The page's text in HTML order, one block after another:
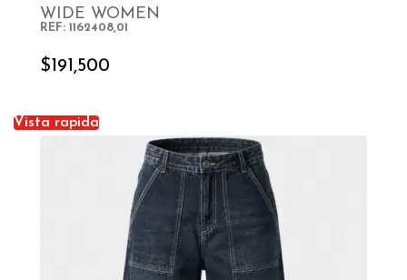
WIDE WOMEN
REF: 1162408,01
$ 191,500
Vista rapida